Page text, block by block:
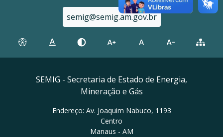
semig@semig.am.gov.br
SEMIG - Secretaria de Estado de Energia,
Mineração e Gás
Endereço: Av. Joaquim Nabuco, 1193
Centro
Manaus - AM